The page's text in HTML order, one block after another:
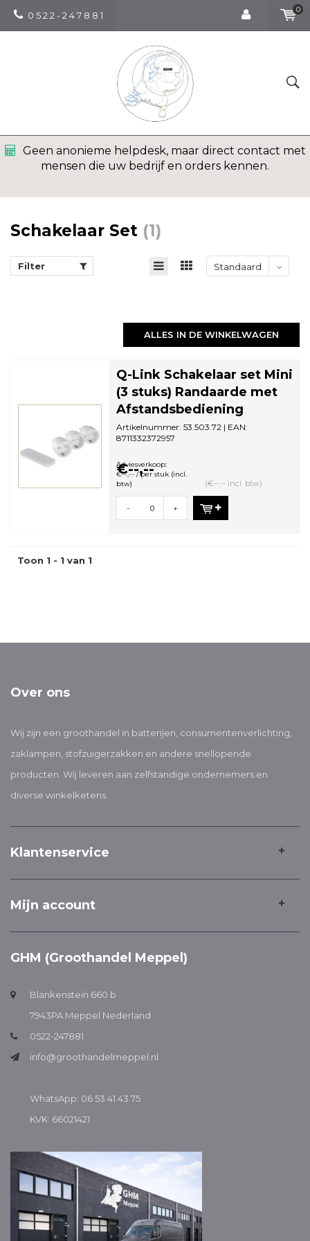
0 5 2 2 - 2 4 7 8 8 1
0
Geen anonieme helpdesk, maar direct contact met
mensen die uw bedrijf en orders kennen.
Schakelaar Set (1)
Filter Standaard
ALLES IN DE WINKELWAGEN
Q-Link Schakelaar set Mini
(3 stuks) Randaarde met
Afstandsbediening
Artikelnummer: 53.503.72 | EAN:
8711332372957
bestelhoeveelheid: 1
€--,--
Adviesverkoop:
€--,-- / per stuk (incl.
btw)
(€--,-- incl. btw)
- +
Toon 1 - 1 van 1
Over ons
Wij zijn een groothandel in batterijen, consumentenverlichting,
zaklampen, stofzuigerzakken en andere snellopende
producten. Wij leveren aan zelfstandige ondernemers en
diverse winkelketens
Klantenservice
Mijn account
GHM (Groothandel Meppel)
Blankenstein 660 b
7943PA Meppel Nederland
0522-247881
info@groothandelmeppel.nl
WhatsApp: 06 53 41 43 75
KVK: 66021421